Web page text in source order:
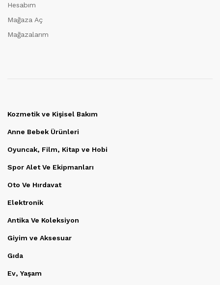
Hesabım
Mağaza Aç
Mağazalarım
Kozmetik ve Kişisel Bakım
Anne Bebek Ürünleri
Oyuncak, Film, Kitap ve Hobi
Spor Alet Ve Ekipmanları
Oto Ve Hırdavat
Elektronik
Antika Ve Koleksiyon
Giyim ve Aksesuar
Gıda
Ev, Yaşam